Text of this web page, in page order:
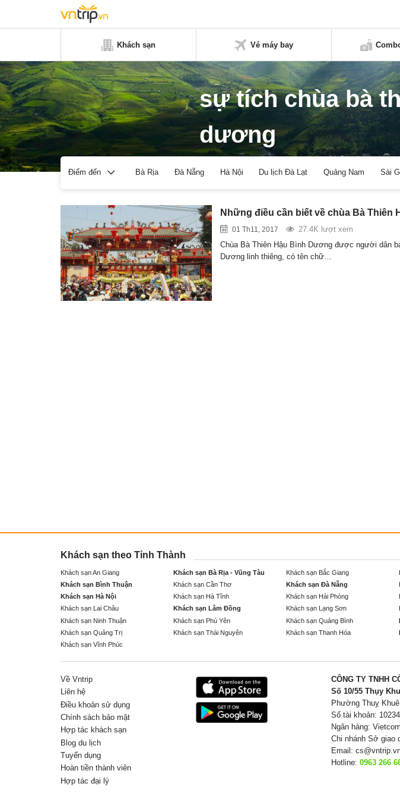
Khách sạn Vé máy bay
sự tích chùa bà
dương
Điểm đến Bà Rịa Đà Nẵng Hà Nội Du lịch Đà Lạt Quảng Nam Sài
Những điều cần biết về chùa Bà Thiên
01 Th11, 2017
27.4K lượt xem
Chùa Bà Thiên Hậu Bình Dương được người dân
Dương linh thiêng, có tên chữ…
Khách sạn theo Tỉnh Thành
Khách sạn An Giang Khách sạn Bà Rịa - Vũng Tàu Khách sạn Bắc Giang
Khách sạn Bình Thuận
Khách sạn Cần Thơ Khách sạn Đà Nẵng
Khách sạn Hà Nội
Khách sạn Hà Tĩnh Khách sạn Hải Phòng
Khách sạn Lai Châu
Khách sạn Lâm Đồng Khách sạn Lạng Sơn
Khách sạn Ninh Thuận
Khách sạn Phú Yên Khách sạn Quảng Bình
Khách sạn Quảng Trị
Khách sạn Thái Nguyên Khách sạn Thanh Hóa
Khách sạn Vĩnh Phúc
Về Vntrip
Liên hệ
Điều khoản sử dụng
Chính sách bảo mật
Hợp tác khách sạn
Blog du lịch
Tuyển dụng
Hoàn tiền thành viên
Hợp tác đại lý
CÔNG TY TNHH
Số 10/55 Thụy
Phường Thuỵ
Số tài khoản:
Ngân hàng:
Chi nhánh Sở giao
Email:
Hotline: 0963 266